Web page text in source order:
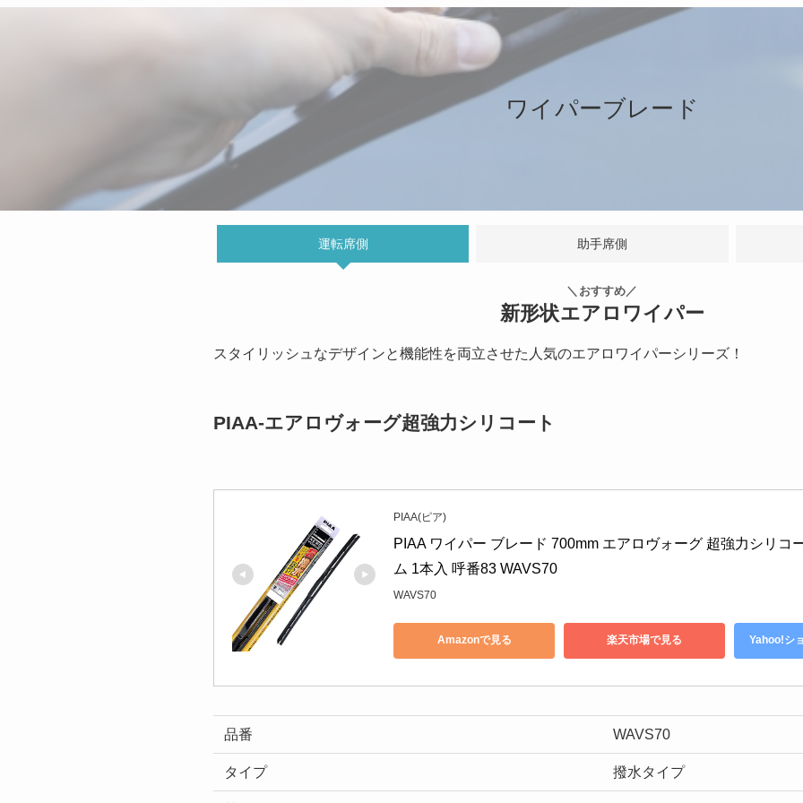
ワイパーブレード
運転席側 助手席側
＼おすすめ／
新形状エアロワイパー
スタイリッシュなデザインと機能性を両立させた人気のエアロワイパーシリーズ！
PIAA-エアロヴォーグ超強力シリコート
PIAA(ピア)
PIAA ワイパー ブレード 700mm エアロヴォーグ 超強力シリコ
ム 1本入 呼番83 WAVS70
WAVS70
Amazonで見る 楽天市場で見る Yahoo!シ
品番 WAVS70
タイプ 撥水タイプ